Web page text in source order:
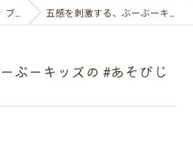
ブログ 五感を刺激する、ぶーぶーキッズの #あそびじゅつ 🎨
ぶーキッズの #あそびじ